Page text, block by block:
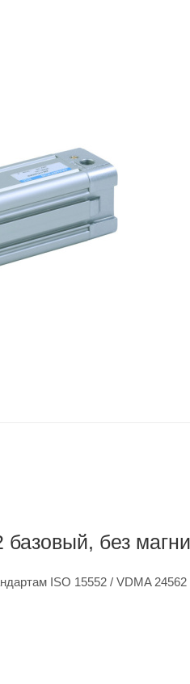
без
ISO 15552 / VDMA 24562